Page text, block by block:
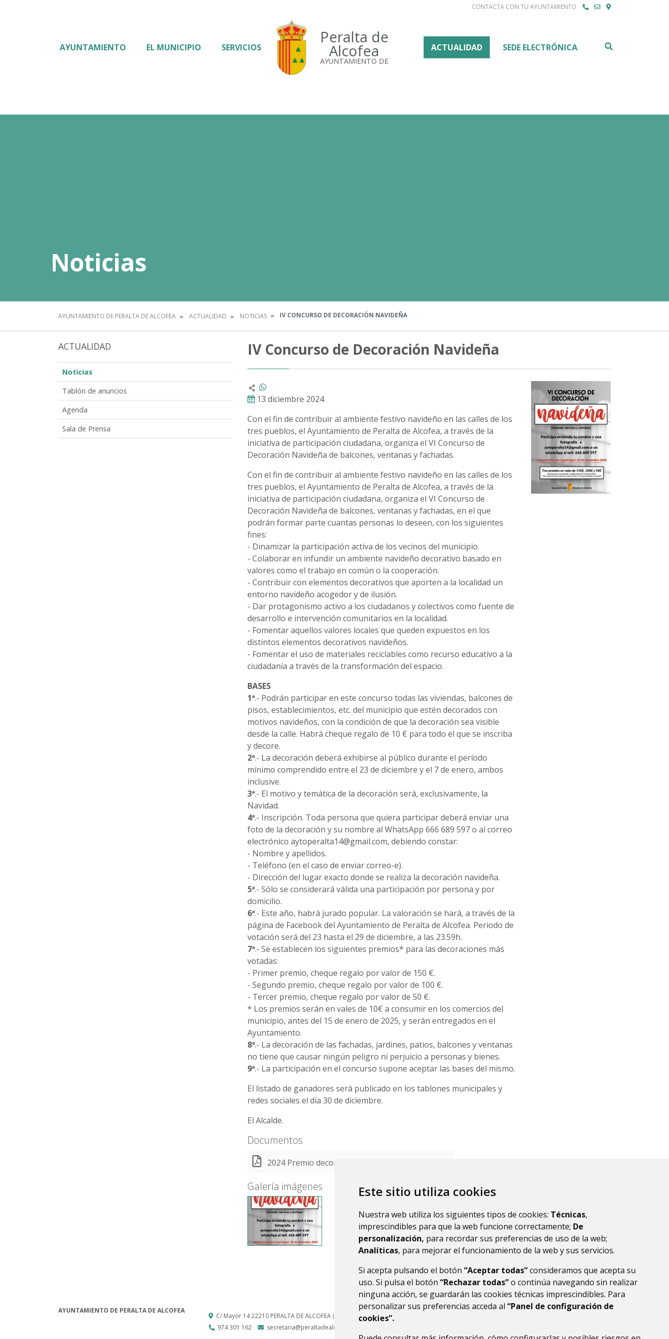
Este sitio utiliza cookies
Nuestra web utiliza los siguientes tipos de cookies: Técnicas,
imprescindibles para que la web funcione correctamente; De
personalización, para recordar sus preferencias de uso de la web;
Analíticas, para mejorar el funcionamiento de la web y sus servicios.
Si acepta pulsando el botón “Aceptar todas”consideramos que acepta su
uso. Si pulsa el botón “Rechazar todas”o continúa navegando sin realizar
ninguna acción, se guardarán las cookies técnicas imprescindibles. Para
personalizar sus preferencias acceda al “Panel de configuración de
cookies”.
CONTACTA CON TU AYUNTAMIENTO
Peralta de
Alcofea
AYUNTAMIENTO DE
AYUNTAMIENTO EL MUNICIPIO SERVICIOS ACTUALIDAD SEDE ELECTRÓNICA
Noticias
AYUNTAMIENTO DE PERALTA DE ALCOFEA ACTUALIDAD NOTICIAS IV CONCURSO DE DECORACIÓN NAVIDEÑA
ACTUALIDAD
Noticias
Tablón de anuncios
Agenda
Sala de Prensa
IV Concurso de Decoración Navideña
13 diciembre 2024
Con el fin de contribuir al ambiente festivo navideño en las calles de los
tres pueblos, el Ayuntamiento de Peralta de Alcofea, a través de la
iniciativa de participación ciudadana, organiza el VI Concurso de
Decoración Navideña de balcones, ventanas y fachadas.
Con el fin de contribuir al ambiente festivo navideño en las calles de los
tres pueblos, el Ayuntamiento de Peralta de Alcofea, a través de la
iniciativa de participación ciudadana, organiza el VI Concurso de
Decoración Navideña de balcones, ventanas y fachadas, en el que
podrán formar parte cuantas personas lo deseen, con los siguientes
fines:
- Dinamizar la participación activa de los vecinos del municipio.
- Colaborar en infundir un ambiente navideño decorativo basado en
valores como el trabajo en común o la cooperación.
- Contribuir con elementos decorativos que aporten a la localidad un
entorno navideño acogedor y de ilusión.
- Dar protagonismo activo a los ciudadanos y colectivos como fuente de
desarrollo e intervención comunitarios en la localidad.
- Fomentar aquellos valores locales que queden expuestos en los
distintos elementos decorativos navideños.
- Fomentar el uso de materiales reciclables como recurso educativo a la
ciudadanía a través de la transformación del espacio.
BASES
1ª.- Podrán participar en este concurso todas las viviendas, balcones de
pisos, establecimientos, etc. del municipio que estén decorados con
motivos navideños, con la condición de que la decoración sea visible
desde la calle. Habrá cheque regalo de 10 € para todo el que se inscriba
y decore.
2ª.- La decoración deberá exhibirse al público durante el período
mínimo comprendido entre el 23 de diciembre y el 7 de enero, ambos
inclusive.
3ª.- El motivo y temática de la decoración será, exclusivamente, la
Navidad.
4ª.- Inscripción. Toda persona que quiera participar deberá enviar una
foto de la decoración y su nombre al WhatsApp 666 689 597 o al correo
electrónico aytoperalta14@gmail.com, debiendo constar:
- Nombre y apellidos.
- Teléfono (en el caso de enviar correo-e).
- Dirección del lugar exacto donde se realiza la decoración navideña.
5ª.- Sólo se considerará válida una participación por persona y por
domicilio.
6ª.- Este año, habrá jurado popular. La valoración se hará, a través de la
página de Facebook del Ayuntamiento de Peralta de Alcofea. Periodo de
votación será del 23 hasta el 29 de diciembre, a las 23.59h.
7ª.- Se establecen los siguientes premios* para las decoraciones más
votadas:
- Primer premio, cheque regalo por valor de 150 €.
- Segundo premio, cheque regalo por valor de 100 €.
- Tercer premio, cheque regalo por valor de 50 €.
* Los premios serán en vales de 10€ a consumir en los comercios del
municipio, antes del 15 de enero de 2025, y serán entregados en el
Ayuntamiento.
8ª.- La decoración de las fachadas, jardines, patios, balcones y ventanas
no tiene que causar ningún peligro ni perjuicio a personas y bienes.
9ª.- La participación en el concurso supone aceptar las bases del mismo.
El listado de ganadores será publicado en los tablones municipales y
redes sociales el día 30 de diciembre.
El Alcalde.
Documentos
2024 Premio decoración navideña.pdf
Galería imágenes
AYUNTAMIENTO DE PERALTA DE ALCOFEA
C/ Mayor 1422210 PERALTA DE ALCOFEA (HUESCA) - ARAGÓN
974 301 162
secretaria@peraltadealcofea.es